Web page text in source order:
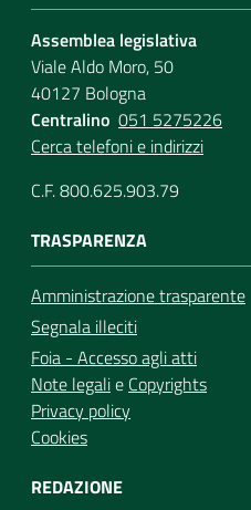
Assemblea legislativa
Viale Aldo Moro, 50
40127 Bologna
Centralino 051 5275226
Cerca telefoni e indirizzi
C.F. 800.625.903.79
TRASPARENZA
Amministrazione trasparente
Segnala illeciti
Foia - Accesso agli atti
Note legalie Copyrights
Privacy policy
Cookies
REDAZIONE